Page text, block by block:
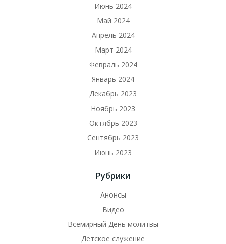
Июнь 2024
Май 2024
Апрель 2024
Март 2024
Февраль 2024
Январь 2024
Декабрь 2023
Ноябрь 2023
Октябрь 2023
Сентябрь 2023
Июнь 2023
Рубрики
Анонсы
Видео
Всемирный День молитвы
Детское служение